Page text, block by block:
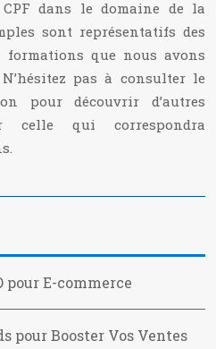
dans le domaine de la
sont représentatifs des
formations que nous avons
N’hésitez pas à consulter le
pour découvrir d’autres
celle qui correspondra
pour E-commerce
pour Booster Vos Ventes